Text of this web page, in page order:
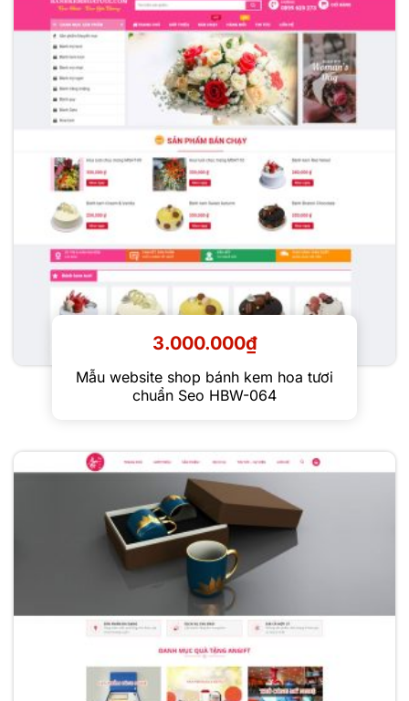
Mẫu website shop bánh kem hoa tươi
chuẩn Seo HBW-064
3.000.000₫